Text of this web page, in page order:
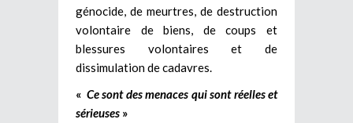
génocide, de meurtres, de destruction
volontaire de biens, de coups et
blessures volontaires et de
dissimulation de cadavres.
« Ce sont des menaces qui sont réelles et
sérieuses »